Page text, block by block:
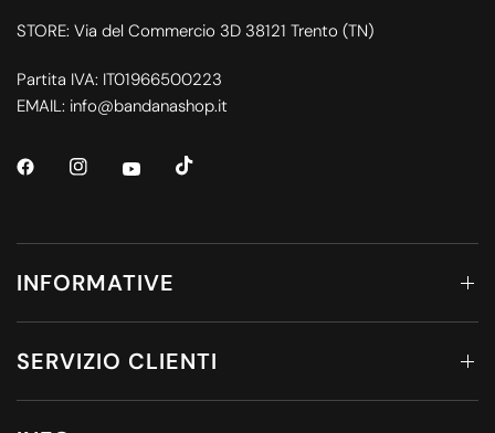
STORE: Via del Commercio 3D 38121 Trento (TN)
Partita IVA: IT01966500223
EMAIL: info@bandanashop.it
INFORMATIVE
SERVIZIO CLIENTI